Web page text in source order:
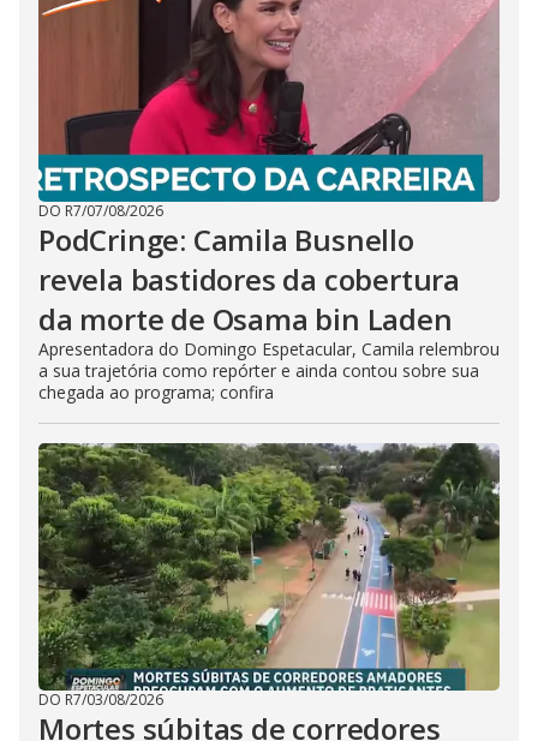
DO R7/07/08/2026
PodCringe: Camila Busnello
revela bastidores da cobertura
da morte de Osama bin Laden
Apresentadora do Domingo Espetacular, Camila relembrou
a sua trajetória como repórter e ainda contou sobre sua
chegada ao programa; confira
DO R7/03/08/2026
Mortes súbitas de corredores